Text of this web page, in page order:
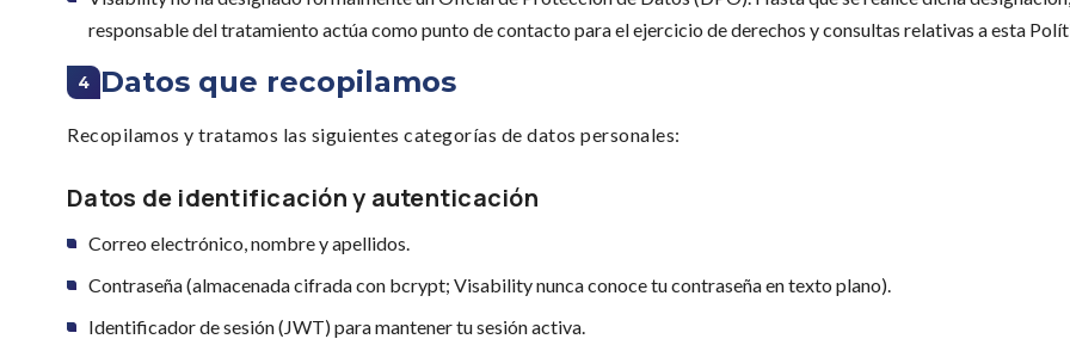
responsable del tratamiento actúa como punto de contacto para el ejercicio de derechos y consultas relativas a esta
4 Datos que recopilamos
Recopilamos y tratamos las siguientes categorías de datos personales:
Datos de identificación y autenticación
Correo electrónico, nombre y apellidos.
Contraseña (almacenada cifrada con bcrypt; Visability nunca conoce tu contraseña en texto plano).
Identificador de sesión (JWT) para mantener tu sesión activa.